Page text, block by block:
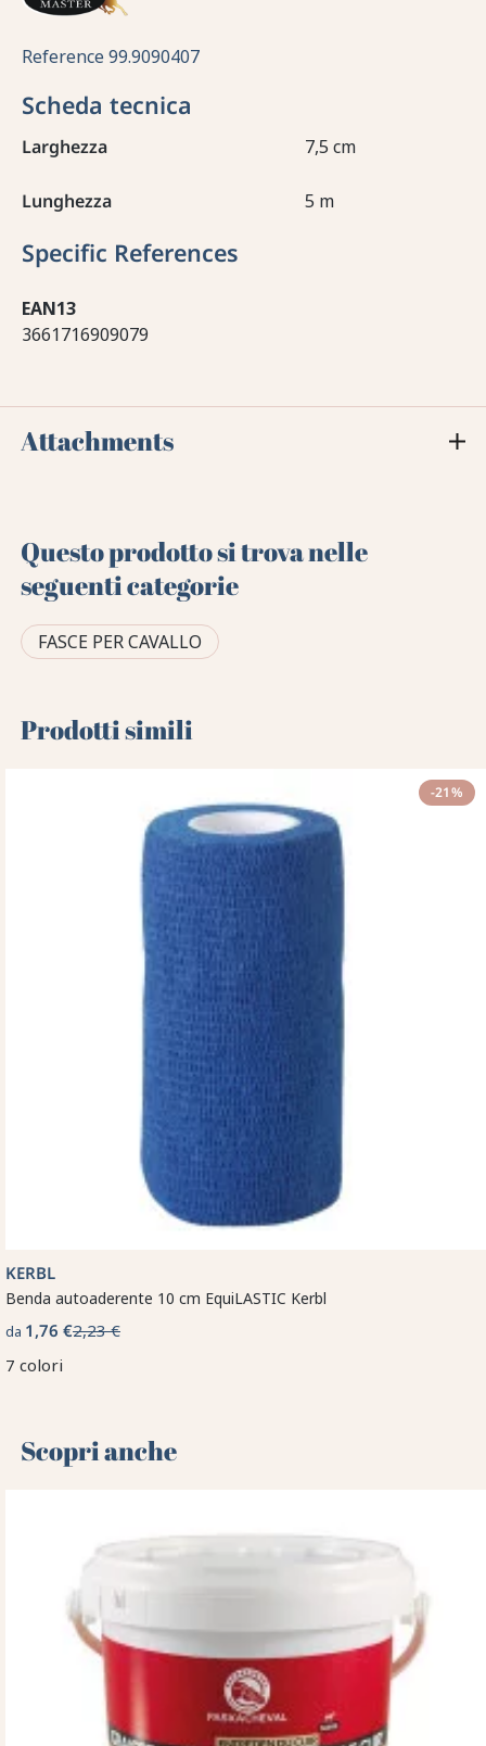
Reference99.9090407
Scheda tecnica
Larghezza 7,5 cm
Lunghezza 5 m
Specific References
EAN13
3661716909079
Attachments
Questo prodotto si trova nelle
seguenti categorie
FASCE PER CAVALLO
Prodotti simili
-21%
KERBL
Benda autoaderente 10 cm EquiLASTIC Kerbl
da 1,76 €2,23 €
7 colori
Scopri anche 🌻